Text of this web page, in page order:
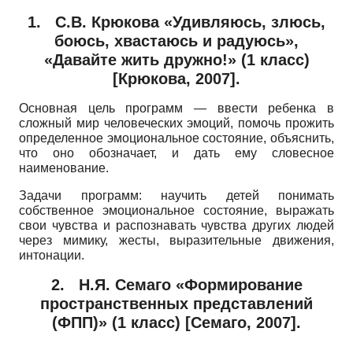
1. С.В. Крюкова «Удивляюсь, злюсь,
боюсь, хвастаюсь и радуюсь»,
«Давайте жить дружно!» (1 класс)
[Крюкова, 2007] .
Основная цель программ — ввести ребенка в
сложный мир человеческих эмоций, помочь прожить
определенное эмоциональное состояние, объяснить,
что оно обозначает, и дать ему словесное
наименование.
Задачи программ: научить детей понимать
собственное эмоциональное состояние, выражать
свои чувства и распознавать чувства других людей
через мимику, жесты, выразительные движения,
интонации.
2. Н.Я. Семаго «Формирование
пространственных представлений
(ФПП)» (1 класс) [Семаго, 2007] .